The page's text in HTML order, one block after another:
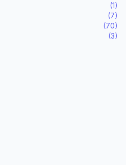
(1)
(7)
(70)
(3)